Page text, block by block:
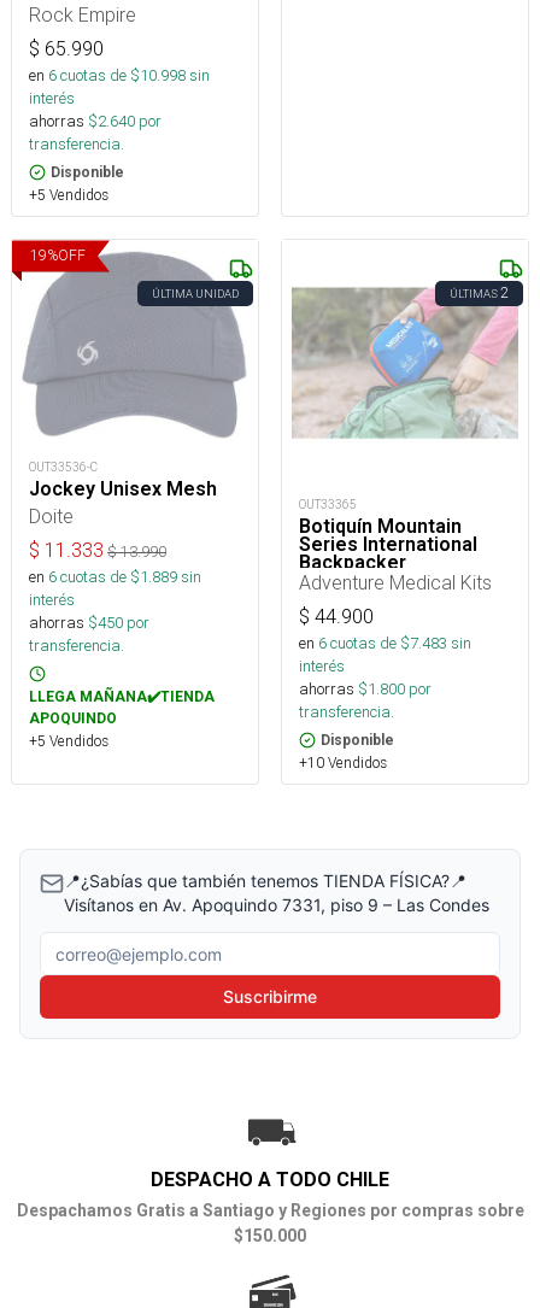
regulable 15 a 85 cm
Rock Empire
$ 65.990
en 6cuotas de $10.998sin
interés
ahorras $2.640 por
transferencia.
Disponible
+5 Vendidos
19%OFF
ÚLTIMA UNIDAD
OUT33536-C
Jockey Unisex Mesh
Doite
$ 11.333 $13.990
en 6cuotas de $1.889sin
interés
ahorras $450 por
transferencia.
LLEGA MAÑANA✔️TIENDA
APOQUINDO
+5 Vendidos
ÚLTIMAS2
OUT33365
Botiquín Mountain
Series International
Backpacker
Adventure Medical Kits
$ 44.900
en 6cuotas de $7.483 sin
interés
ahorras $1.800 por
transferencia.
Disponible
+10 Vendidos
📍¿Sabías que también tenemos TIENDA FÍSICA?📍
Visítanos en Av. Apoquindo 7331, piso 9 – Las Condes
Correo electrónico
Suscribirme
DESPACHO A TODO CHILE
Despachamos Gratis a Santiago y Regiones por compras sobre
$150.000